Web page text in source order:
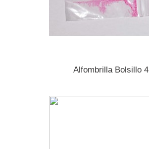
Alfombrilla Bolsillo 4